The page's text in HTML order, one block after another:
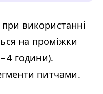
використанні
на проміжки
4 години).
питчами.